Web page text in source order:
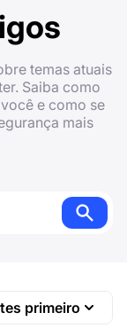
temas atuais
Saiba como
e como se
mais
primeiro